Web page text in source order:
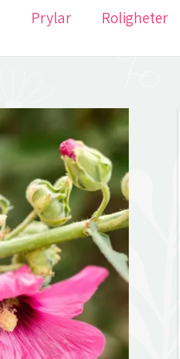
Prylar Roligheter